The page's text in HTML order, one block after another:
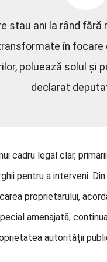
stau ani la rând
în
poluează solul și
declarat
cadru legal clar,
pentru a interveni.
proprietarului,
amenajată,
autorității